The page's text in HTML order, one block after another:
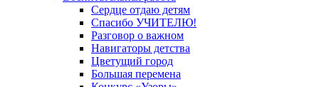
Сердце отдаю детям
Спасибо УЧИТЕЛЮ!
Разговор о важном
Навигаторы детства
Цветущий город
Большая перемена